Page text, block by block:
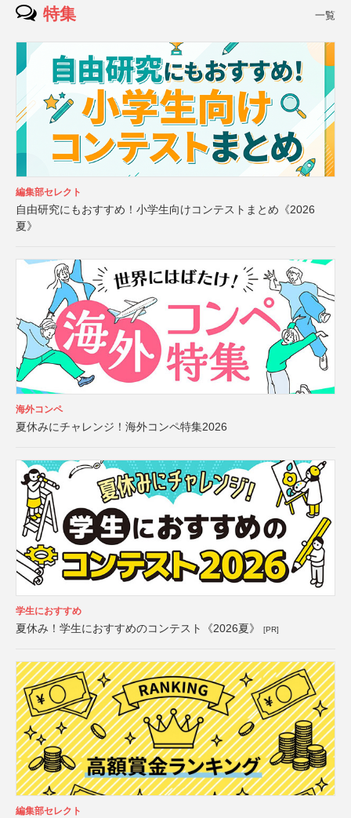
特集 一覧
編集部セレクト
自由研究にもおすすめ！小学生向けコンテストまとめ《2026
夏》
海外コンペ
夏休みにチャレンジ！海外コンペ特集2026
学生におすすめ
夏休み！学生におすすめのコンテスト《2026夏》 [PR]
編集部セレクト